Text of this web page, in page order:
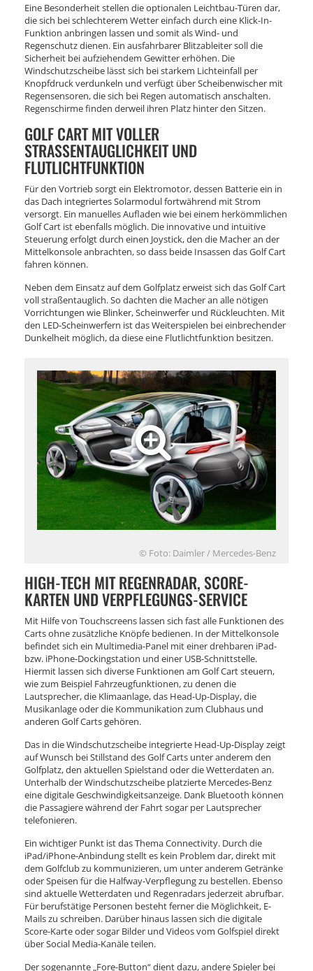
Eine Besonderheit stellen die optionalen Leichtbau-Türen dar,
die sich bei schlechterem Wetter einfach durch eine Klick-In-
Funktion anbringen lassen und somit als Wind- und
Regenschutz dienen. Ein ausfahrbarer Blitzableiter soll die
Sicherheit bei aufziehendem Gewitter erhöhen. Die
Windschutzscheibe lässt sich bei starkem Lichteinfall per
Knopfdruck verdunkeln und verfügt über Scheibenwischer mit
Regensensoren, die sich bei Regen automatisch anschalten.
Regenschirme finden derweil ihren Platz hinter den Sitzen.
GOLF CART MIT VOLLER
STRASSENTAUGLICHKEIT UND F
LUTLICHTFUNKTION
Für den Vortrieb sorgt ein Elektromotor, dessen Batterie ein in
das Dach integriertes Solarmodul fortwährend mit Strom
versorgt. Ein manuelles Aufladen wie bei einem herkömmlichen
Golf Cart ist ebenfalls möglich. Die innovative und intuitive
Steuerung erfolgt durch einen Joystick, den die Macher an der
Mittelkonsole anbrachten, so dass beide Insassen das Golf Cart
fahren können.
Neben dem Einsatz auf dem Golfplatz erweist sich das Golf Cart
voll straßentauglich. So dachten die Macher an alle nötigen
Vorrichtungen wie Blinker, Scheinwerfer und Rückleuchten. Mit
den LED-Scheinwerfern ist das Weiterspielen bei einbrechender
Dunkelheit möglich, da diese eine Flutlichtfunktion besitzen.
© Foto: Daimler / Mercedes-Benz
HIGH-TECH MIT REGENRADAR, SCORE-
KARTEN UND VERPFLEGUNGS-SERVICE
Mit Hilfe von Touchscreens lassen sich fast alle Funktionen des
Carts ohne zusätzliche Knöpfe bedienen. In der Mittelkonsole
befindet sich ein Multimedia-Panel mit einer drehbaren iPad-
bzw. iPhone-Dockingstation und einer USB-Schnittstelle.
Hiermit lassen sich diverse Funktionen am Golf Cart steuern,
wie zum Beispiel Fahrzeugfunktionen, zu denen die
Lautsprecher, die Klimaanlage, das Head-Up-Display, die
Musikanlage oder die Kommunikation zum Clubhaus und
anderen Golf Carts gehören.
Das in die Windschutzscheibe integrierte Head-Up-Display zeigt
auf Wunsch bei Stillstand des Golf Carts unter anderem den
Golfplatz, den aktuellen Spielstand oder die Wetterdaten an.
Unterhalb der Windschutzscheibe platzierte Mercedes-Benz
eine digitale Geschwindigkeitsanzeige. Dank Bluetooth können
die Passagiere während der Fahrt sogar per Lautsprecher
telefonieren.
Ein wichtiger Punkt ist das Thema Connectivity. Durch die
iPad/iPhone-Anbindung stellt es kein Problem dar, direkt mit
dem Golfclub zu kommunizieren, um unter anderem Getränke
oder Speisen für die Halfway-Verpflegung zu bestellen. Ebenso
sind aktuelle Wetterdaten und Regenradars jederzeit abrufbar.
Für berufstätige Personen besteht ferner die Möglichkeit, E-
Mails zu schreiben. Darüber hinaus lassen sich die digitale
Score-Karte oder sogar Bilder und Videos vom Golfspiel direkt
über Social Media-Kanäle teilen.
Der sogenannte „Fore-Button“ dient dazu, andere Spieler bei